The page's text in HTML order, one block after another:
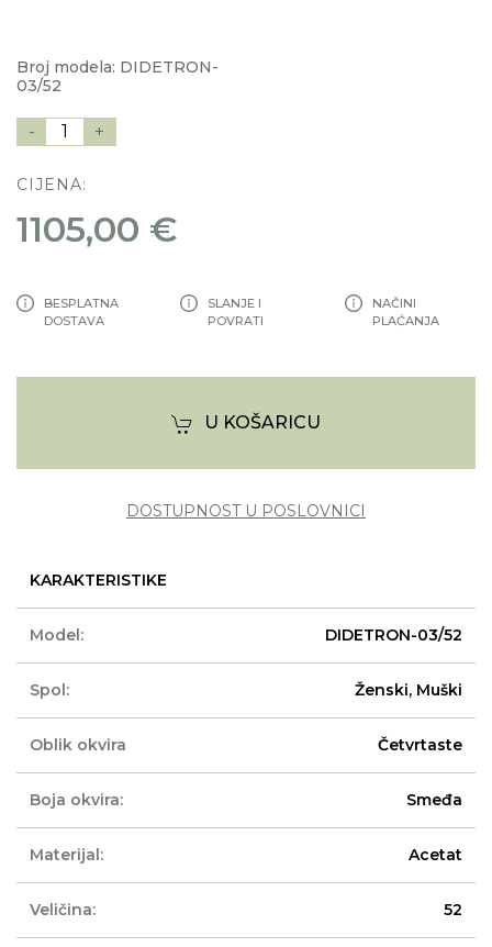
Broj modela: DIDETRON-
03/52
- 1 +
CIJENA:
1105,00 €
BESPLATNA
DOSTAVA
SLANJE I
POVRATI
NAČINI
PLAĆANJA
U KOŠARICU
DOSTUPNOST U POSLOVNICI
KARAKTERISTIKE
Model: DIDETRON-03/52
Spol: Ženski, Muški
Oblik okvira Četvrtaste
Boja okvira: Smeđa
Materijal: Acetat
Veličina: 52